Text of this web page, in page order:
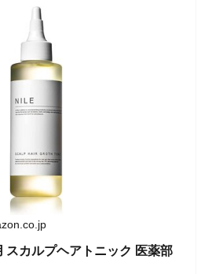
スカルプヘアトニック 医薬部